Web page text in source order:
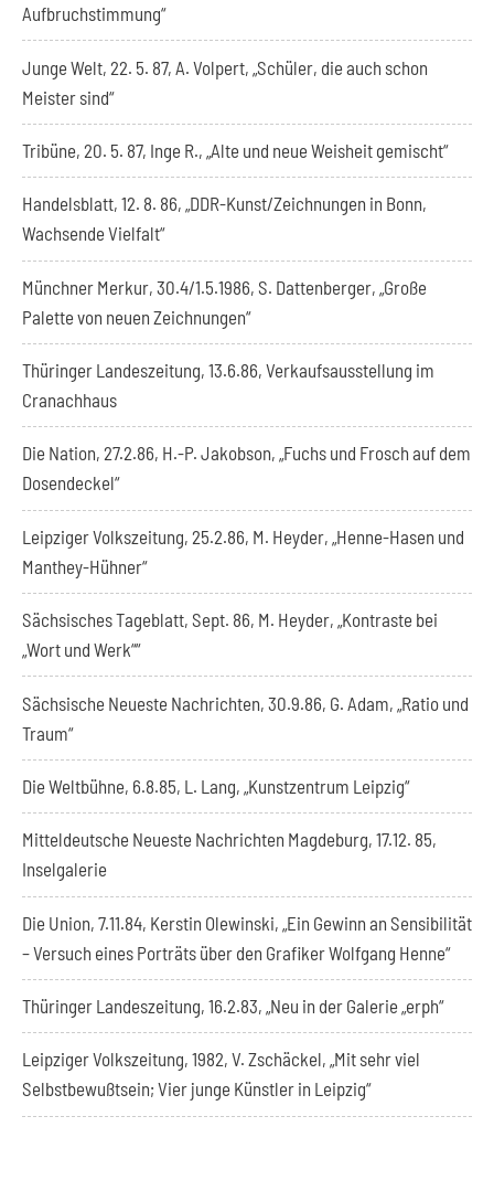
Aufbruchstimmung“
Junge Welt, 22. 5. 87, A. Volpert, „Schüler, die auch schon
Meister sind“
Tribüne, 20. 5. 87, Inge R., „Alte und neue Weisheit gemischt“
Handelsblatt, 12. 8. 86, „DDR-Kunst/Zeichnungen in Bonn,
Wachsende Vielfalt“
Münchner Merkur, 30.4/1.5.1986, S. Dattenberger, „Große
Palette von neuen Zeichnungen“
Thüringer Landeszeitung, 13.6.86, Verkaufsausstellung im
Cranachhaus
Die Nation, 27.2.86, H.-P. Jakobson, „Fuchs und Frosch auf dem
Dosendeckel“
Leipziger Volkszeitung, 25.2.86, M. Heyder, „Henne-Hasen und
Manthey-Hühner“
Sächsisches Tageblatt, Sept. 86, M. Heyder, „Kontraste bei
„Wort und Werk““
Sächsische Neueste Nachrichten, 30.9.86, G. Adam, „Ratio und
Traum“
Die Weltbühne, 6.8.85, L. Lang, „Kunstzentrum Leipzig“
Mitteldeutsche Neueste Nachrichten Magdeburg, 17.12. 85,
Inselgalerie
Die Union, 7.11.84, Kerstin Olewinski, „Ein Gewinn an Sensibilität
– Versuch eines Porträts über den Grafiker Wolfgang Henne“
Thüringer Landeszeitung, 16.2.83, „Neu in der Galerie „erph“
Leipziger Volkszeitung, 1982, V. Zschäckel, „Mit sehr viel
Selbstbewußtsein; Vier junge Künstler in Leipzig“